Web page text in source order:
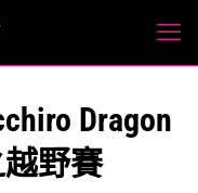
Dragon
野賽